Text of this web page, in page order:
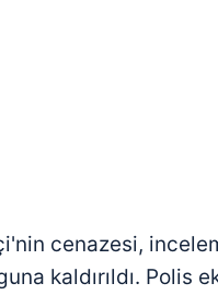
cenazesi,
kaldırıldı. Polis